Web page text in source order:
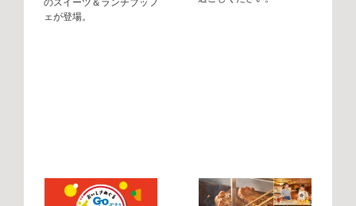
ェが登場。